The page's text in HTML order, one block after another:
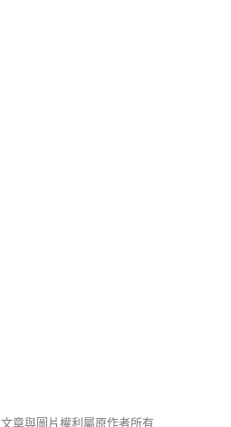
文章與圖片權利屬原作者所有